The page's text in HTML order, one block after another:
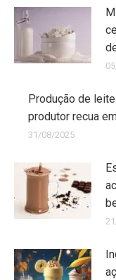
Produção de
produtor recua
31/08/2025